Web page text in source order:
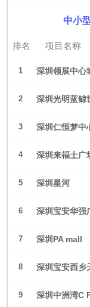
中小
排名 项目名称
1 深圳领展中心
2 深圳光明蓝鲸
3 深圳仁恒梦中
4 深圳来福士广
5 深圳星河
6 深圳宝安华强
7 深圳PA mall
8 深圳宝安西乡
9 深圳中洲湾C